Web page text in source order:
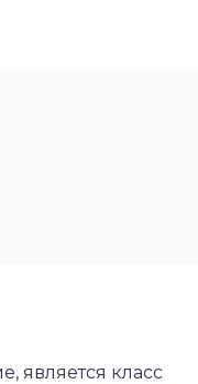
является класс